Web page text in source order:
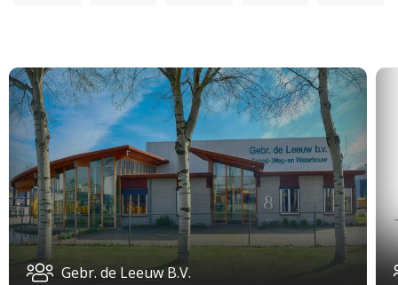
Gebr. de Leeuw B.V.